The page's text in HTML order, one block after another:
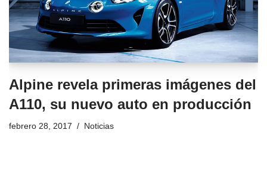
Alpine revela primeras imágenes del
A110, su nuevo auto en producción
febrero 28, 2017 Noticias